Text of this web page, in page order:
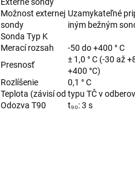
Možnost externej
sondy
Uzamykateľné
iným bežným
Sonda Typ K
Merací rozsah
-50 do +400 ° C
Presnosť
± 1,0 ° C (-30 až
+400 °C)
Rozlíšenie
0,1 ° C
Teplota (závisí od typu TČ v
Odozva T90
t₉₀: 3 s